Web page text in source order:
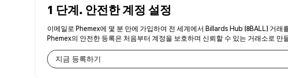
1 단계. 안전한 계정 설정
이메일로 Phemex에 몇 분 만에 가입하여 전 세계에서 Billards Hub (8BALL) 거
Phemex의 안전한 등록은 처음부터 계정을 보호하며 신뢰할 수 있는 거래소로 만
지금 등록하기